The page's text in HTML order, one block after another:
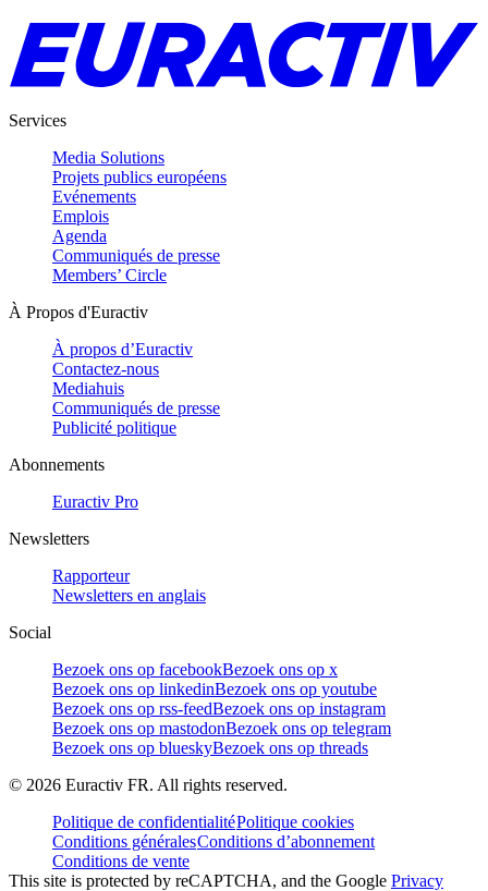
Services
Media Solutions
Projets publics européens
Evénements
Emplois
Agenda
Communiqués de presse
Members’ Circle
À Propos d'Euractiv
À propos d’Euractiv
Contactez-nous
Mediahuis
Communiqués de presse
Publicité politique
Abonnements
Euractiv Pro
Newsletters
Rapporteur
Newsletters en anglais
Social
Bezoek ons op facebookBezoek ons op x
Bezoek ons op linkedinBezoek ons op youtube
Bezoek ons op rss-feedBezoek ons op instagram
Bezoek ons op mastodonBezoek ons op telegram
Bezoek ons op blueskyBezoek ons op threads
© 2026 Euractiv FR. All rights reserved.
Politique de confidentialitéPolitique cookies
Conditions généralesConditions d’abonnement
Conditions de vente
This site is protected by reCAPTCHA, and the Google Privacy